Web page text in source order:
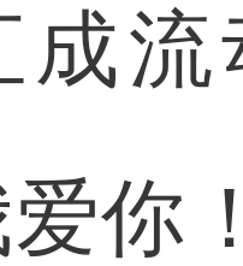
成流
你